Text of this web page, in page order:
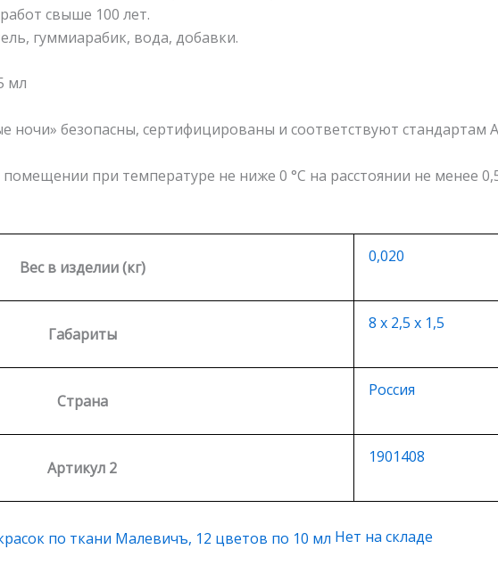
свыше 100 лет.
гуммиарабик, вода, добавки.
мл
ночи» безопасны, сертифицированы и соответствуют стандартам
при температуре не ниже 0 °С на расстоянии не менее
Вес в изделии (кг)
0,020
Габариты
8 х 2,5 х 1,5
Страна
Россия
Артикул 2
1901408
Нет на складе